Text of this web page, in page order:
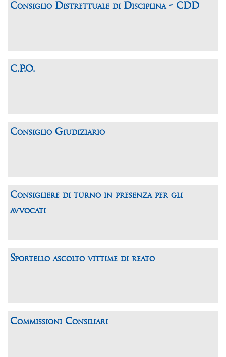
Consiglio Distrettuale di Disciplina - CDD
C.P.O.
Consiglio Giudiziario
Consigliere di turno in presenza per gli
avvocati
Sportello ascolto vittime di reato
Commissioni Consiliari